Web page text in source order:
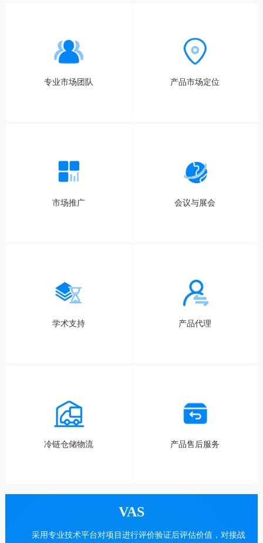
专业市场团队 产品市场定位
市场推广 会议与展会
学术支持 产品代理
冷链仓储物流 产品售后服务
VAS
采用专业技术平台对项目进行评价验证后评估价值，对接战